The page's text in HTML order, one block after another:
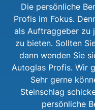
Die persönliche
Profis im Fokus.
als Auftraggeber zu
zu bieten. Sollten
dann wenden Sie
Autoglas Profis. Wir
Sehr gerne
Steinschlag
persönliche